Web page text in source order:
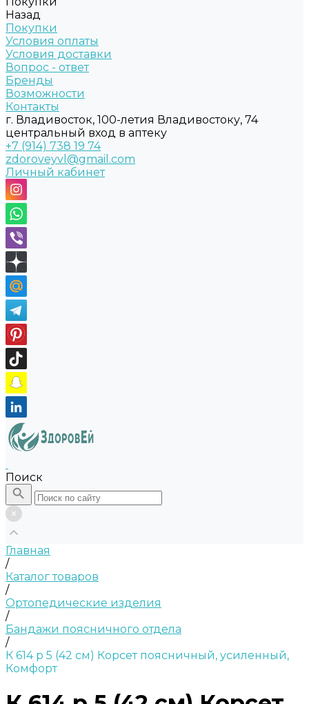
Назад
Покупки
Условия оплаты
Условия доставки
Вопрос - ответ
Бренды
Возможности
Контакты
г. Владивосток, 100-летия Владивостоку, 74
центральный вход в аптеку
+7 (914) 738 19 74
zdoroveyvl@gmail.com
Личный кабинет
Поиск
Главная
/
Каталог товаров
/
Ортопедические изделия
/
Бандажи поясничного отдела
/
К 614 р 5 (42 см) Корсет поясничный, усиленный,
Комфорт